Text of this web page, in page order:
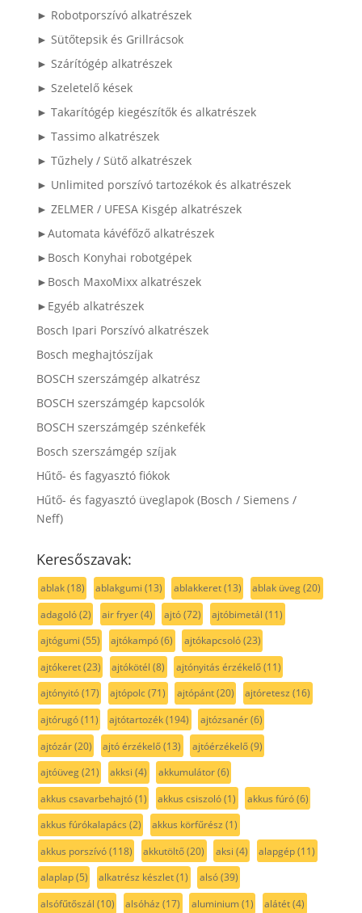
► Robotporszívó alkatrészek
► Sütőtepsik és Grillrácsok
► Szárítógép alkatrészek
► Szeletelő kések
► Takarítógép kiegészítők és alkatrészek
► Tassimo alkatrészek
► Tűzhely / Sütő alkatrészek
► Unlimited porszívó tartozékok és alkatrészek
► ZELMER / UFESA Kisgép alkatrészek
►Automata kávéfőző alkatrészek
►Bosch Konyhai robotgépek
►Bosch MaxoMixx alkatrészek
►Egyéb alkatrészek
Bosch Ipari Porszívó alkatrészek
Bosch meghajtószíjak
BOSCH szerszámgép alkatrész
BOSCH szerszámgép kapcsolók
BOSCH szerszámgép szénkefék
Bosch szerszámgép szíjak
Hűtő- és fagyasztó fiókok
Hűtő- és fagyasztó üveglapok (Bosch / Siemens /
Neff)
Keresőszavak:
ablak(18) ablakgumi (13) ablakkeret(13) ablak üveg(20)
adagoló(2) air fryer(4) ajtó(72) ajtóbimetál (11)
ajtógumi (55) ajtókampó(6) ajtókapcsoló(23)
ajtókeret(23) ajtókötél (8) ajtónyitás érzékelő(11)
ajtónyitó(17) ajtópolc(71) ajtópánt(20) ajtóretesz (16)
ajtórugó(11) ajtótartozék(194) ajtózsanér(6)
ajtózár(20) ajtó érzékelő(13) ajtóérzékelő(9)
ajtóüveg(21) akksi (4) akkumulátor(6)
akkus csavarbehajtó(1) akkus csiszoló(1) akkus fúró(6)
akkus fúrókalapács (2) akkus körfűrész (1)
akkus porszívó(118) akkutöltő(20) aksi (4) alapgép(11)
alaplap(5) alkatrész készlet(1) alsó(39)
alsófűtőszál (10) alsóház (17) aluminium(1) alátét(4)